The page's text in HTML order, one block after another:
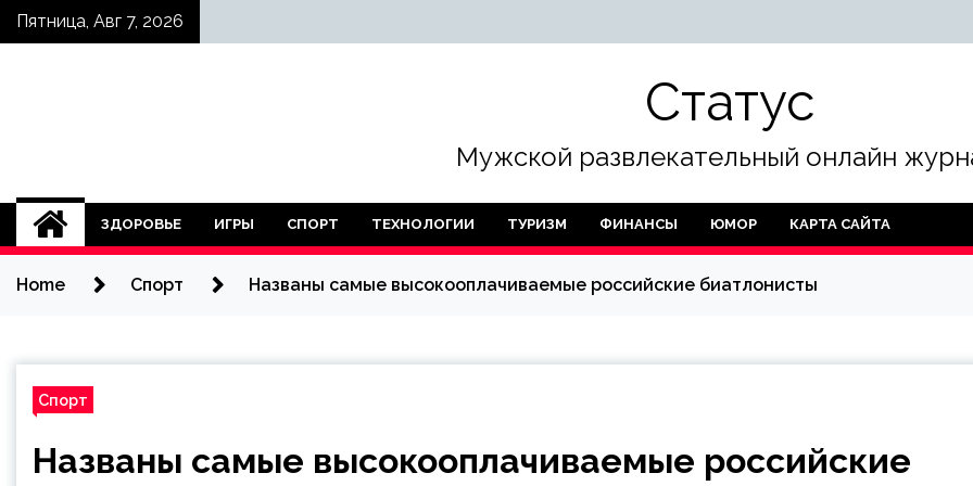
SkipПятница, Авг 7, 2026
Статус
Мужской развлекательный онлайн
ЗДОРОВЬЕ ИГРЫ СПОРТ ТЕХНОЛОГИИ ТУРИЗМ ФИНАНСЫ ЮМОР КАРТА САЙТА
Home Спорт Названы самые высокооплачиваемые российские биатлонисты
Спорт
Названы самые высокооплачиваемые российские